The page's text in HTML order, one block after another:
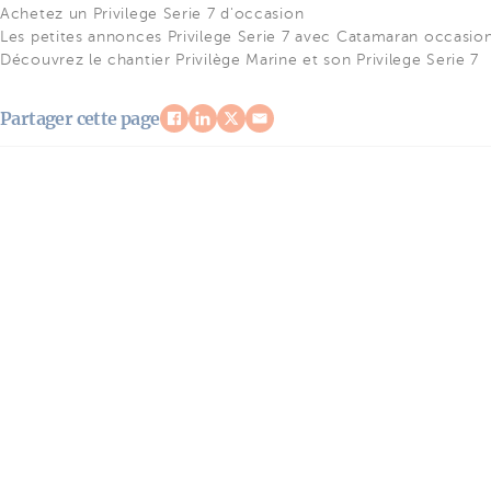
Achetez un Privilege Serie 7 d'occasion
Les petites annonces Privilege Serie 7 avec Catamaran
Découvrez le chantier Privilège Marine et son Privilege Serie 7
Partager cette page